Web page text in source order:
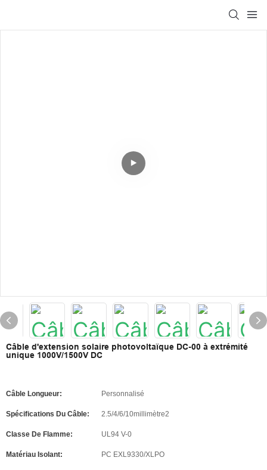
Câble d'extension solaire photovoltaïque DC-00 à extrémité
unique 1000V/1500V DC
Câble Longueur: Personnalisé
Spécifications Du Câble: 2.5/4/6/10millimètre2
Classe De Flamme: UL94 V-0
Matériau Isolant: PC EXL9330/XLPO